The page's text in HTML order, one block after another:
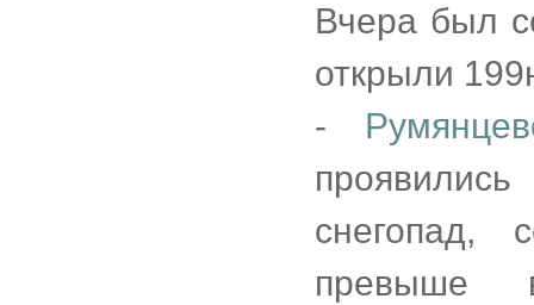
Вчера был
открыли
-
снегопад,
превыше